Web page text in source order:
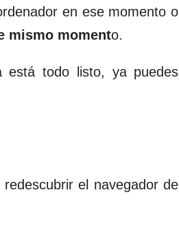
en ese momento o
mismo momento.
está todo listo, ya puedes
el navegador de